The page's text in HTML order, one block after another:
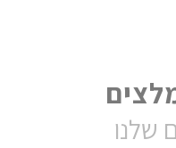
שלנו